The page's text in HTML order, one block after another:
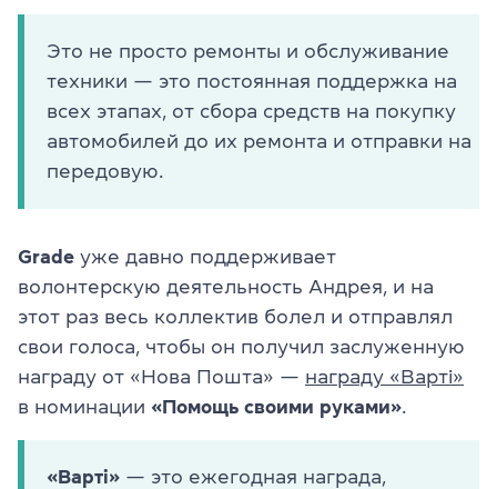
Это не просто ремонты и обслуживание
техники — это постоянная поддержка на
всех этапах, от сбора средств на покупку
автомобилей до их ремонта и отправки на
передовую.
Grade уже давно поддерживает
волонтерскую деятельность Андрея, и на
этот раз весь коллектив болел и отправлял
свои голоса, чтобы он получил заслуженную
награду от «Нова Пошта» — награду «Варті»
в номинации «Помощь своими руками».
«Варті» — это ежегодная награда,